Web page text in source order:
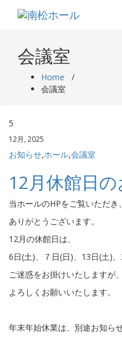
会議室
Home /
会議室
5
12月, 2025
お知らせ,ホール,会議室
12月休館日
当ホールのHPをご覧いただき、
ありがとうございます。
12月の休館日は、
6日(土)、７日(日)、13日(土)
ご迷惑をお掛けいたしますが、
よろしくお願いいたします。
年末年始休業は、別途お知ら